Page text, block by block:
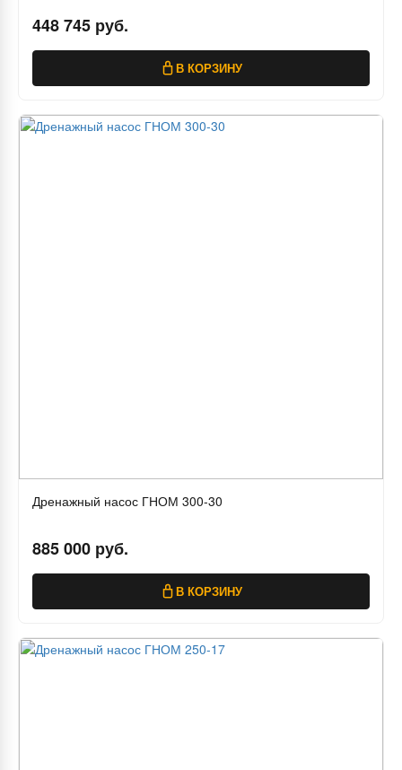
448 745 руб.
В КОРЗИНУ
Дренажный насос ГНОМ 300-30
885 000 руб.
В КОРЗИНУ